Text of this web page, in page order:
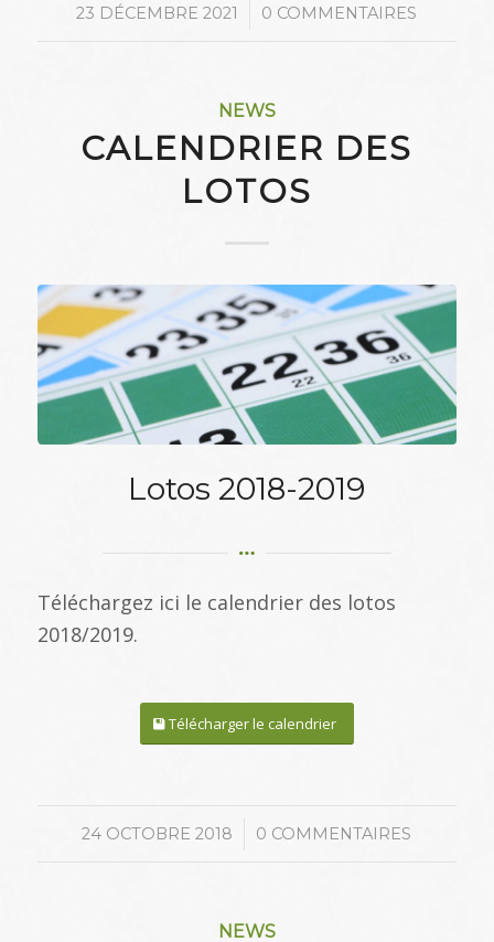
23 DÉCEMBRE 2021
/ 0 COMMENTAIRES
NEWS
CALENDRIER DES
LOTOS
Lotos 2018-2019
Téléchargez ici le calendrier des lotos
2018/2019.
Télécharger le calendrier
24 OCTOBRE 2018
/ 0 COMMENTAIRES
NEWS